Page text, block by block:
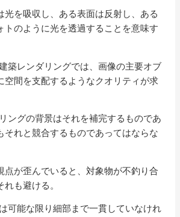
光を吸収し、ある表面は反射し、ある
トのように光を透過することを意味す
築レンダリングでは、画像の主要オブ
空間を支配するようなクオリティが求
ングの背景はそれを補完するものであ
それと競合するものであってはならな
点が歪んでいると、対象物が不釣り合
も避ける。
可能な限り細部まで一貫していなけれ